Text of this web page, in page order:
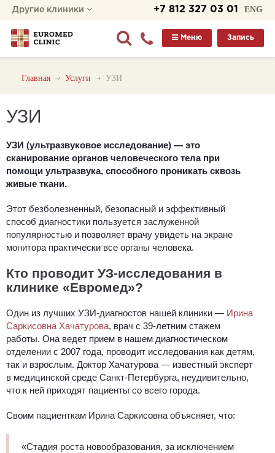
ENG
+7 812 327 03 01
Другие клиники
Запись
Меню
Главная Услуги УЗИ
УЗИ
УЗИ (ультразвуковое исследование) — это
сканирование органов человеческого тела при
помощи ультразвука, способного проникать сквозь
живые ткани.
Этот безболезненный, безопасный и эффективный
способ диагностики пользуется заслуженной
популярностью и позволяет врачу увидеть на экране
монитора практически все органы человека.
Кто проводит УЗ-исследования в
клинике «Евромед»?
Один из лучших УЗИ-диагностов нашей клиники — Ирина
Саркисовна Хачатурова, врач с 39-летним стажем
работы. Она ведет прием в нашем диагностическом
отделении с 2007 года, проводит исследования как детям,
так и взрослым. Доктор Хачатурова — известный эксперт
в медицинской среде Санкт-Петербурга, неудивительно,
что к ней приходят пациенты со всего города.
Своим пациенткам Ирина Саркисовна объясняет, что:
«Стадия роста новообразования, за исключением